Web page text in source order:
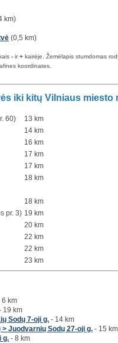
km)
(0,5 km)
- ir+ kairėje. Žemėlapis stumdomas
koordinates.
iki kitų Vilniaus miesto
60)
13 km
14 km
16 km
17 km
17 km
18 km
18 km
pr. 3) 19 km
20 km
22 km
22 km
23 km
6 km
19 km
Sodų 7-oji g. - 14 km
Juodvarnių Sodų 27-oji g. - 15 km
g. - 8 km